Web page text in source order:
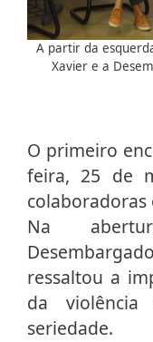
A partir da
Xavier e a
O primeiro
feira, 25 de
colaboradoras
Na
ressaltou a
da violência
seriedade.